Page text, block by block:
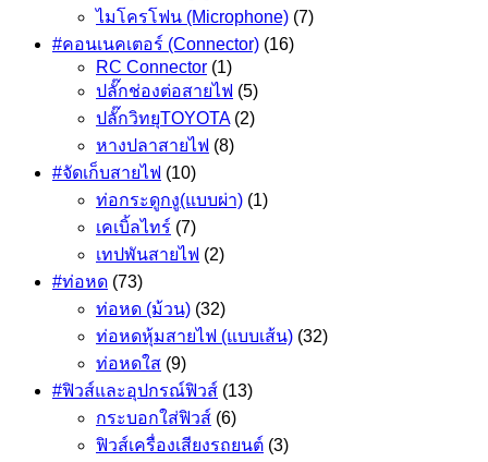
ไมโครโฟน (Microphone) (7)
#คอนเนคเตอร์ (Connector) (16)
RC Connector (1)
ปลั๊กช่องต่อสายไฟ (5)
ปลั๊กวิทยุTOYOTA (2)
หางปลาสายไฟ (8)
#จัดเก็บสายไฟ (10)
ท่อกระดูกงู(แบบผ่า) (1)
เคเบิ้ลไทร์ (7)
เทปพันสายไฟ (2)
#ท่อหด (73)
ท่อหด (ม้วน) (32)
ท่อหดหุ้มสายไฟ (แบบเส้น) (32)
ท่อหดใส (9)
#ฟิวส์และอุปกรณ์ฟิวส์ (13)
กระบอกใส่ฟิวส์ (6)
ฟิวส์เครื่องเสียงรถยนต์ (3)